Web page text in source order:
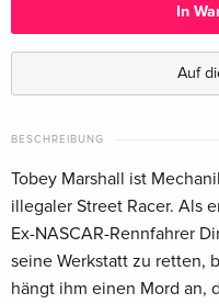
Standard Edition
Englisch · US Version
Standard Edition
Französisch
Steelbook, Blu-ray 3D (+2D) +
Französisch
In
Auf
BESCHREIBUNG
Tobey Marshall ist
illegaler Street Racer. Als
Ex-NASCAR-Rennfahrer
seine Werkstatt zu retten,
hängt ihm einen Mord an,